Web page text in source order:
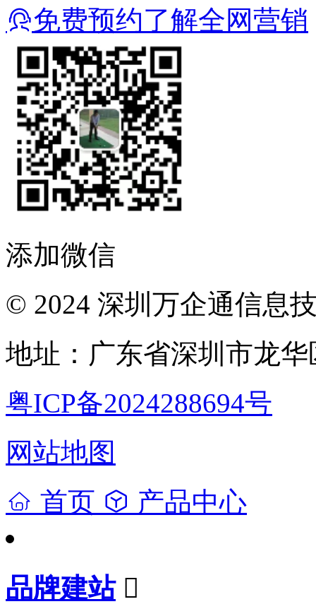
免费预约了解全网营销
添加微信
© 2024 深圳万企通信息
地址：广东省深圳市龙
粤ICP备2024288694号
网站地图
首页
产品中心
品牌建站